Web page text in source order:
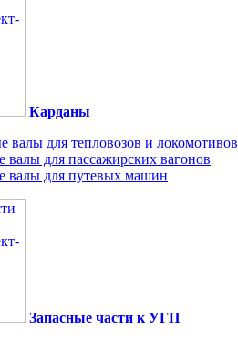
Карданы
валы для тепловозов и локомотивов
валы для пассажирских вагонов
валы для путевых машин
Запасные части к УГП